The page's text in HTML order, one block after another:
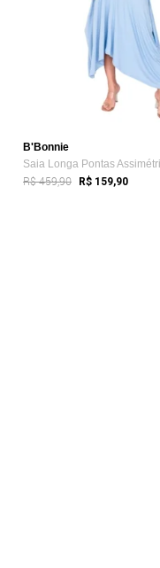
B'Bonnie
R$ 459,90 R$ 159,90